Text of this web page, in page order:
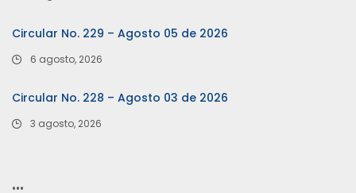
Circular No. 229 – Agosto 05 de 2026
6 agosto, 2026
Circular No. 228 – Agosto 03 de 2026
3 agosto, 2026
…